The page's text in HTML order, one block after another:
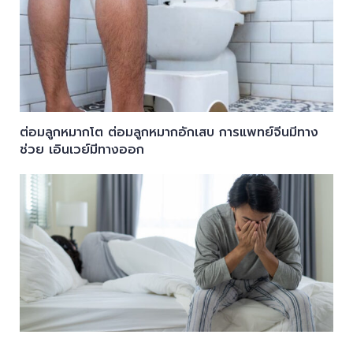
ต่อมลูกหมากโต ต่อมลูกหมากอักเสบ การแพทย์จีนมีทาง
ช่วย เอินเวย์มีทางออก